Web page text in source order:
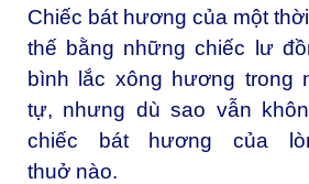
Chiếc bát hương của một
thế bằng những chiếc lư
bình lắc xông hương trong
tự, nhưng dù sao vẫn
chiếc bát hương của
thuở nào.